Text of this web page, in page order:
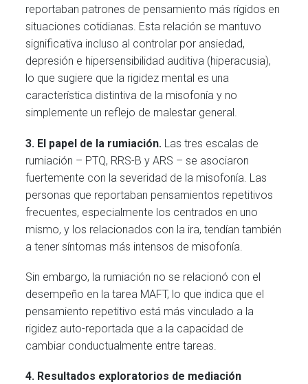
reportaban patrones de pensamiento más rígidos en
situaciones cotidianas. Esta relación se mantuvo
significativa incluso al controlar por ansiedad,
depresión e hipersensibilidad auditiva (hiperacusia),
lo que sugiere que la rigidez mental es una
característica distintiva de la misofonía y no
simplemente un reflejo de malestar general.
3. El papel de la rumiación. Las tres escalas de
rumiación – PTQ, RRS-B y ARS – se asociaron
fuertemente con la severidad de la misofonía. Las
personas que reportaban pensamientos repetitivos
frecuentes, especialmente los centrados en uno
mismo, y los relacionados con la ira, tendían también
a tener síntomas más intensos de misofonía.
Sin embargo, la rumiación no se relacionó con el
desempeño en la tarea MAFT, lo que indica que el
pensamiento repetitivo está más vinculado a la
rigidez auto-reportada que a la capacidad de
cambiar conductualmente entre tareas.
4. Resultados exploratorios de mediación